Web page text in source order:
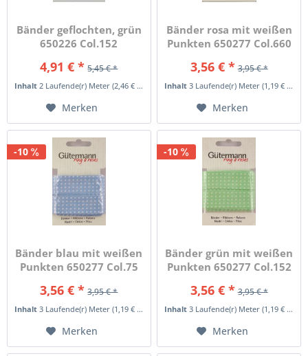
Bänder geflochten, grün
650226 Col.152
4,91 € * 5,45 € *
Inhalt2 Laufende(r) Meter(2,46 € * / 1 Laufende(r) Meter)
Merken
Bänder rosa mit weißen
Punkten 650277 Col.660
3,56 € * 3,95 € *
Inhalt3 Laufende(r) Meter(1,19 € * / 1 Laufende(r) Meter)
Merken
-10
Bänder blau mit weißen
Punkten 650277 Col.75
3,56 € * 3,95 € *
Inhalt3 Laufende(r) Meter(1,19 € * / 1 Laufende(r) Meter)
Merken
-10
Bänder grün mit weißen
Punkten 650277 Col.152
3,56 € * 3,95 € *
Inhalt3 Laufende(r) Meter(1,19 € * / 1 Laufende(r) Meter)
Merken